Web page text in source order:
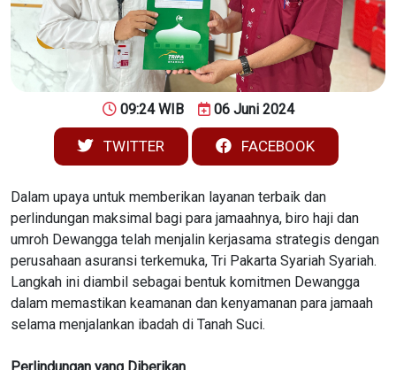
09:24 WIB 06 Juni 2024
TWITTER FACEBOOK
Dalam upaya untuk memberikan layanan terbaik dan
perlindungan maksimal bagi para jamaahnya, biro haji dan
umroh Dewangga telah menjalin kerjasama strategis dengan
perusahaan asuransi terkemuka, Tri Pakarta Syariah Syariah.
Langkah ini diambil sebagai bentuk komitmen Dewangga
dalam memastikan keamanan dan kenyamanan para jamaah
selama menjalankan ibadah di Tanah Suci.
Perlindungan yang Diberikan